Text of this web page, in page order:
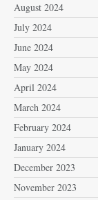
August 2024
July 2024
June 2024
May 2024
April 2024
March 2024
February 2024
January 2024
December 2023
November 2023